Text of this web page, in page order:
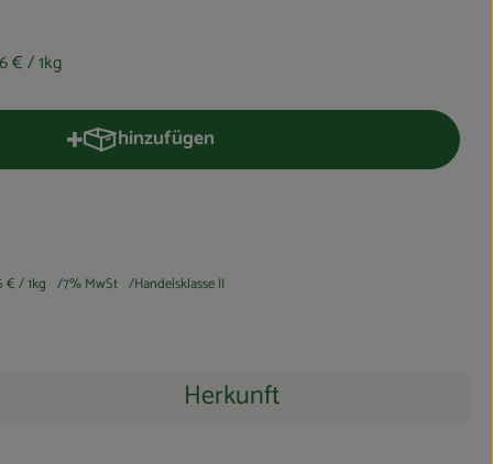
€/ 1kg
hinzufügen
Produkt zum Warenkorb hinzufügen
€/ 1kg 7% MwSt Handelsklasse II
Herkunft